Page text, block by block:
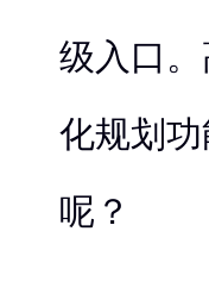
级入口
化规划
呢？